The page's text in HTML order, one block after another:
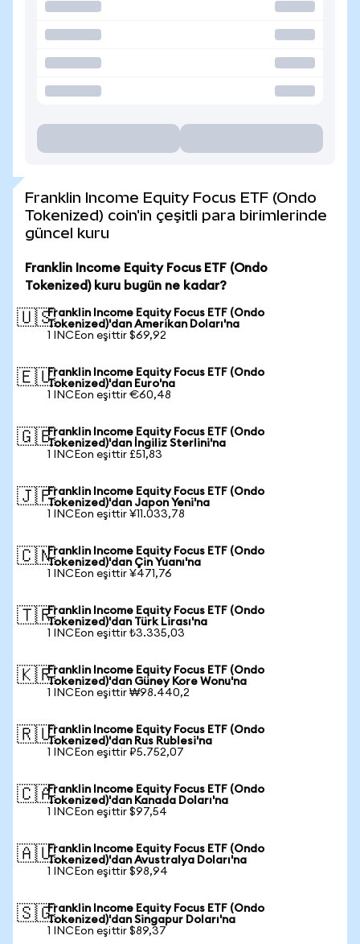
Franklin Income Equity Focus ETF (Ondo
Tokenized) coin'in çeşitli para birimlerinde
güncel kuru
Franklin Income Equity Focus ETF (Ondo
Tokenized) kuru bugün ne kadar?
🇺🇸Franklin Income Equity Focus ETF (Ondo
Tokenized)'dan Amerikan Doları'na
1 INCEon eşittir $69,92
🇪🇺Franklin Income Equity Focus ETF (Ondo
Tokenized)'dan Euro'na
1 INCEon eşittir €60,48
🇬🇧Franklin Income Equity Focus ETF (Ondo
Tokenized)'dan İngiliz Sterlini'na
1 INCEon eşittir £51,83
🇯🇵Franklin Income Equity Focus ETF (Ondo
Tokenized)'dan Japon Yeni'na
1 INCEon eşittir ¥11.033,78
🇨🇳Franklin Income Equity Focus ETF (Ondo
Tokenized)'dan Çin Yuanı'na
1 INCEon eşittir ¥471,76
🇹🇷Franklin Income Equity Focus ETF (Ondo
Tokenized)'dan Türk Lirası'na
1 INCEon eşittir ₺3.335,03
🇰🇷Franklin Income Equity Focus ETF (Ondo
Tokenized)'dan Güney Kore Wonu'na
1 INCEon eşittir ₩98.440,2
🇷🇺Franklin Income Equity Focus ETF (Ondo
Tokenized)'dan Rus Rublesi'na
1 INCEon eşittir ₽5.752,07
🇨🇦Franklin Income Equity Focus ETF (Ondo
Tokenized)'dan Kanada Doları'na
1 INCEon eşittir $97,54
🇦🇺Franklin Income Equity Focus ETF (Ondo
Tokenized)'dan Avustralya Doları'na
1 INCEon eşittir $98,94
🇸🇬Franklin Income Equity Focus ETF (Ondo
Tokenized)'dan Singapur Doları'na
1 INCEon eşittir $89,37